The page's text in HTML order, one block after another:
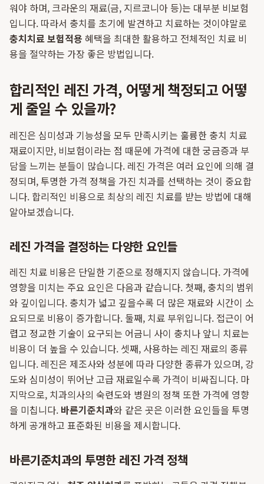
워야 하며, 크라운의 재료(금, 지르코니아 등)는 대부분 비보험
입니다. 따라서 충치를 초기에 발견하고 치료하는 것이야말로
충치치료 보험적용 혜택을 최대한 활용하고 전체적인 치료 비
용을 절약하는 가장 좋은 방법입니다.
합리적인 레진 가격, 어떻게 책정되고 어떻
게 줄일 수 있을까?
레진은 심미성과 기능성을 모두 만족시키는 훌륭한 충치 치료
재료이지만, 비보험이라는 점 때문에 가격에 대한 궁금증과 부
담을 느끼는 분들이 많습니다. 레진 가격은 여러 요인에 의해 결
정되며, 투명한 가격 정책을 가진 치과를 선택하는 것이 중요합
니다. 합리적인 비용으로 최상의 레진 치료를 받는 방법에 대해
알아보겠습니다.
레진 가격을 결정하는 다양한 요인들
레진 치료 비용은 단일한 기준으로 정해지지 않습니다. 가격에
영향을 미치는 주요 요인은 다음과 같습니다. 첫째, 충치의 범위
와 깊이입니다. 충치가 넓고 깊을수록 더 많은 재료와 시간이 소
요되므로 비용이 증가합니다. 둘째, 치료 부위입니다. 접근이 어
렵고 정교한 기술이 요구되는 어금니 사이 충치나 앞니 치료는
비용이 더 높을 수 있습니다. 셋째, 사용하는 레진 재료의 종류
입니다. 레진은 제조사와 성분에 따라 다양한 종류가 있으며, 강
도와 심미성이 뛰어난 고급 재료일수록 가격이 비싸집니다. 마
지막으로, 치과의사의 숙련도와 병원의 정책 또한 가격에 영향
을 미칩니다. 바른기준치과와 같은 곳은 이러한 요인들을 투명
하게 공개하고 표준화된 비용을 제시합니다.
바른기준치과의 투명한 레진 가격 정책